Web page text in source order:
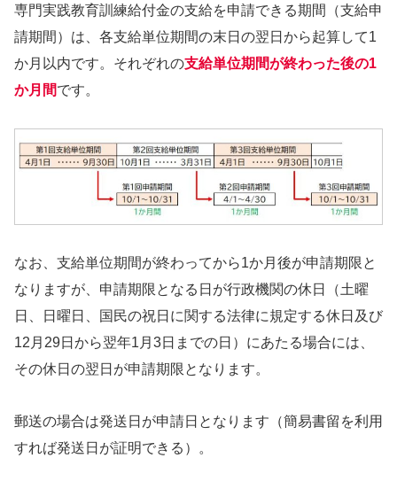
専門実践教育訓練給付金の支給を申請できる期間（支給申
請期間）は、各支給単位期間の末日の翌日から起算して1
か月以内です。それぞれの支給単位期間が終わった後の1
か月間です。
なお、支給単位期間が終わってから1か月後が申請期限と
なりますが、申請期限となる日が行政機関の休日（土曜
日、日曜日、国民の祝日に関する法律に規定する休日及び
12月29日から翌年1月3日までの日）にあたる場合には、
その休日の翌日が申請期限となります。
郵送の場合は発送日が申請日となります（簡易書留を利用
すれば発送日が証明できる）。